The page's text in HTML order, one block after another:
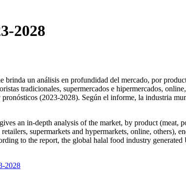
2028
brinda un análisis en profundidad del mercado, por
tradicionales, supermercados e hipermercados,
(2023-2028). Según el informe, la industria
an in-depth analysis of the market, by product (meat,
supermarkets and hypermarkets, online, others),
to the report, the global halal food industry
2028